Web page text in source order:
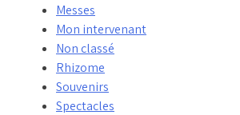
Messes
Mon intervenant
Non classé
Rhizome
Souvenirs
Spectacles